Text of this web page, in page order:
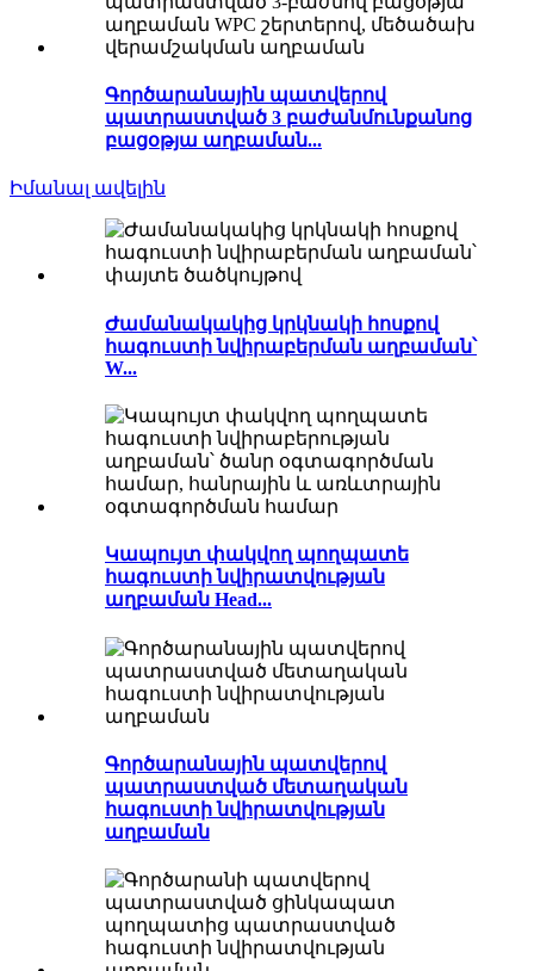
Գործարանային պատվերով
պատրաստված 3 բաժանմունքանոց
բացօթյա աղբաման...
Իմանալ ավելին
Ժամանակակից կրկնակի հոսքով
հագուստի նվիրաբերման աղբաման՝
W...
Կապույտ փակվող պողպատե
հագուստի նվիրատվության
աղբաման Head...
Գործարանային պատվերով
պատրաստված մետաղական
հագուստի նվիրատվության
աղբաման